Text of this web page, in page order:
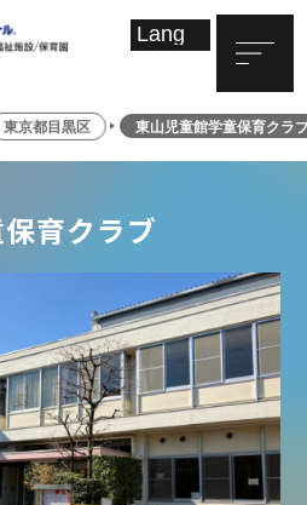
東京都目黒区 東山児童館学童保育クラ
育クラブ